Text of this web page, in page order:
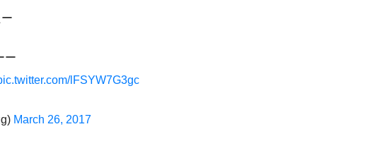
ー
lFSYW7G3gc
March 26, 2017